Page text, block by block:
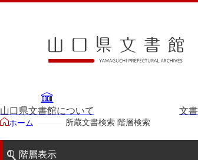
山口県文書館について 文
ホーム 所蔵文書検索 階層検索
階層表示